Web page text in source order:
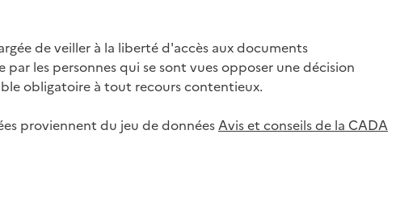
de veiller à la liberté d'accès aux documents
les personnes qui se sont vues opposer une décision
obligatoire à tout recours contentieux.
proviennent du jeu de donnéesAvis et conseils de la CADA